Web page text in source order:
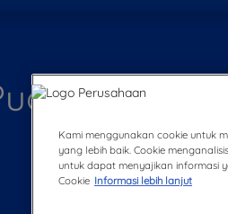
Kami menggunakan cookie untuk
yang lebih baik. Cookie
untuk dapat menyajikan informasi
Cookie Informasi lebih lanjut